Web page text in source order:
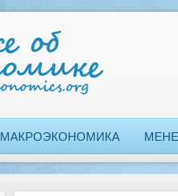
МАКРОЭКОНОМИКА